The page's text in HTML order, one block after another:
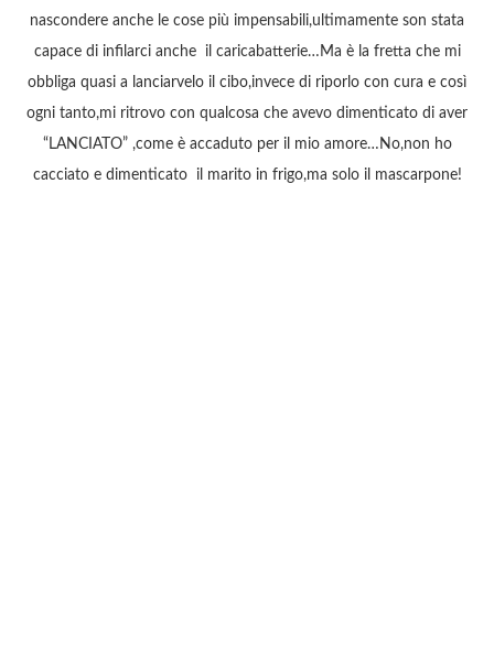
nascondere anche le cose più impensabili,ultimamente son stata
capace di infilarci anche il caricabatterie…Ma è la fretta che mi
obbliga quasi a lanciarvelo il cibo,invece di riporlo con cura e così
ogni tanto,mi ritrovo con qualcosa che avevo dimenticato di aver
“LANCIATO” ,come è accaduto per il mio amore…No,non ho
cacciato e dimenticato il marito in frigo,ma solo il mascarpone!